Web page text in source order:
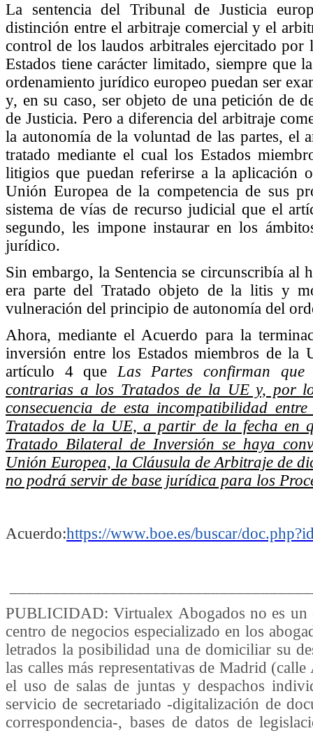
La sentencia del Tribunal de Justicia
distinción entre el arbitraje comercial y el
control de los laudos arbitrales ejercitado por
Estados tiene carácter limitado, siempre que
ordenamiento jurídico europeo puedan ser
y, en su caso, ser objeto de una petición de
de Justicia. Pero a diferencia del arbitraje
la autonomía de la voluntad de las partes, el
tratado mediante el cual los Estados
litigios que puedan referirse a la aplicación
Unión Europea de la competencia de sus
sistema de vías de recurso judicial que el
segundo, les impone instaurar en los
jurídico.
Sin embargo, la Sentencia se circunscribía al
era parte del Tratado objeto de la litis y
vulneración del principio de autonomía del
Ahora, mediante el Acuerdo para la
inversión entre los Estados miembros de la
artículo 4 queLas Partes confirman
contrarias a los Tratados de la UE y, por
consecuencia de esta incompatibilidad
Tratados de la UE, a partir de la fecha en
Tratado Bilateral de Inversión se haya
Unión Europea, la Cláusula de Arbitraje de
no podrá servir de base jurídica para los
Acuerdo:https://www.boe.es/buscar/
PUBLICIDAD: Virtualex Abogados no es un
centro de negocios especializado en los
letrados la posibilidad una de domiciliar su
las calles más representativas de Madrid
el uso de salas de juntas y despachos
servicio de secretariado -digitalización de
correspondencia-, bases de datos de